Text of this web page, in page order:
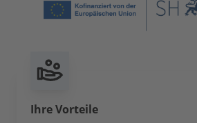
Ihre Vorteile